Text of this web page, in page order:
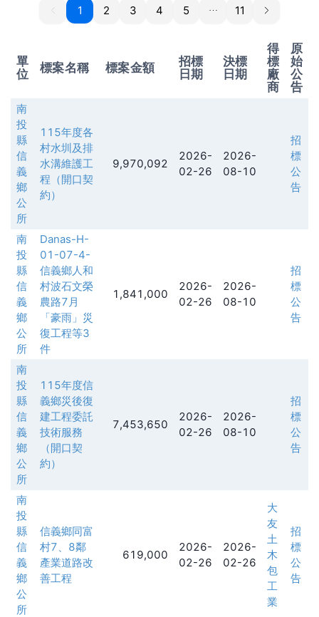
11 2 3 4 5 11
單
位
標案名稱 標案金額
招標
日期
決標
日期
得
標
廠
商
原
始
公
告
南
投
縣
信
義
鄉
公
所
115年度各
村水圳及排
水溝維護工
程（開口契
約）
9,970,092
2026-
02-26
2026-
08-10
招
標
公
告
南
投
縣
信
義
鄉
公
所
Danas-H-
01-07-4-
信義鄉人和
村波石文榮
農路7月
「豪雨」災
復工程等3
件
1,841,000
2026-
02-26
2026-
08-10
招
標
公
告
南
投
縣
信
義
鄉
公
所
115年度信
義鄉災後復
建工程委託
技術服務
（開口契
約）
7,453,650
2026-
02-26
2026-
08-10
招
標
公
告
南
投
縣
信
義
鄉
公
所
信義鄉同富
村7、8鄰
產業道路改
善工程
619,000
2026-
02-26
2026-
02-26
大
友
土
木
包
工
業
招
標
公
告